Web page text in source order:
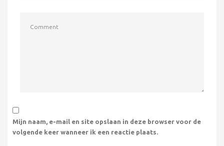
Mijn naam, e-mail en site opslaan in deze browser voor de
volgende keer wanneer ik een reactie plaats.